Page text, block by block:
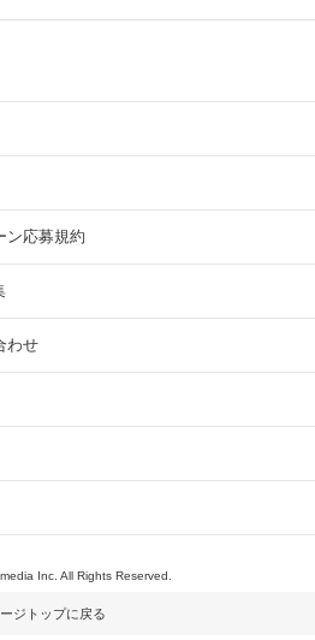
ン応募規約
わせ
Inc. All Rights Reserved.
ジトップに戻る